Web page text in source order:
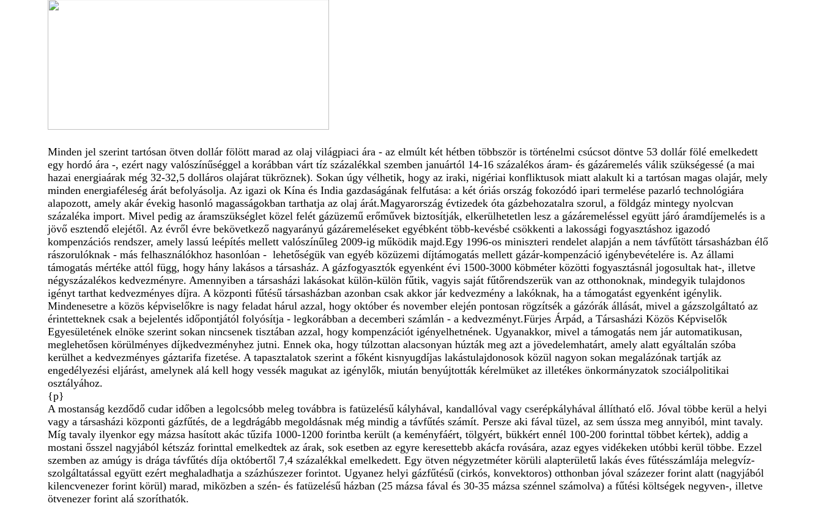
Minden jel szerint tartósan ötven dollár fölött marad az olaj világpiaci ára - az elmúlt két hétben többször is történelmi csúcsot döntve 53 dollár fölé emelkedett
egy hordó ára -, ezért nagy valószínűséggel a korábban várt tíz százalékkal szemben januártól 14-16 százalékos áram- és gázáremelés válik szükségessé (a mai
hazai energiaárak még 32-32,5 dolláros olajárat tükröznek). Sokan úgy vélhetik, hogy az iraki, nigériai konfliktusok miatt alakult ki a tartósan magas olajár, mely
minden energiaféleség árát befolyásolja. Az igazi ok Kína és India gazdaságának felfutása: a két óriás ország fokozódó ipari termelése pazarló technológiára
alapozott, amely akár évekig hasonló magasságokban tarthatja az olaj árát.Magyarország évtizedek óta gázbehozatalra szorul, a földgáz mintegy nyolcvan
százaléka import. Mivel pedig az áramszükséglet közel felét gázüzemű erőművek biztosítják, elkerülhetetlen lesz a gázáremeléssel együtt járó áramdíjemelés is a
jövő esztendő elejétől. Az évről évre bekövetkező nagyarányú gázáremeléseket egyébként több-kevésbé csökkenti a lakossági fogyasztáshoz igazodó
kompenzációs rendszer, amely lassú leépítés mellett valószínűleg 2009-ig működik majd.Egy 1996-os miniszteri rendelet alapján a nem távfűtött társasházban élő
rászorulóknak - más felhasználókhoz hasonlóan - lehetőségük van egyéb közüzemi díjtámogatás mellett gázár-kompenzáció igénybevételére is. Az állami
támogatás mértéke attól függ, hogy hány lakásos a társasház. A gázfogyasztók egyenként évi 1500-3000 köbméter közötti fogyasztásnál jogosultak hat-, illetve
négyszázalékos kedvezményre. Amennyiben a társasházi lakásokat külön-külön fűtik, vagyis saját fűtőrendszerük van az otthonoknak, mindegyik tulajdonos
igényt tarthat kedvezményes díjra. A központi fűtésű társasházban azonban csak akkor jár kedvezmény a lakóknak, ha a támogatást egyenként igénylik.
Mindenesetre a közös képviselőkre is nagy feladat hárul azzal, hogy október és november elején pontosan rögzítsék a gázórák állását, mivel a gázszolgáltató az
érintetteknek csak a bejelentés időpontjától folyósítja - legkorábban a decemberi számlán - a kedvezményt.Fürjes Árpád, a Társasházi Közös Képviselők
Egyesületének elnöke szerint sokan nincsenek tisztában azzal, hogy kompenzációt igényelhetnének. Ugyanakkor, mivel a támogatás nem jár automatikusan,
meglehetősen körülményes díjkedvezményhez jutni. Ennek oka, hogy túlzottan alacsonyan húzták meg azt a jövedelemhatárt, amely alatt egyáltalán szóba
kerülhet a kedvezményes gáztarifa fizetése. A tapasztalatok szerint a főként kisnyugdíjas lakástulajdonosok közül nagyon sokan megalázónak tartják az
engedélyezési eljárást, amelynek alá kell hogy vessék magukat az igénylők, miután benyújtották kérelmüket az illetékes önkormányzatok szociálpolitikai
osztályához.
{p}
A mostanság kezdődő cudar időben a legolcsóbb meleg továbbra is fatüzelésű kályhával, kandallóval vagy cserépkályhával állítható elő. Jóval többe kerül a helyi
vagy a társasházi központi gázfűtés, de a legdrágább megoldásnak még mindig a távfűtés számít. Persze aki fával tüzel, az sem ússza meg annyiból, mint tavaly.
Míg tavaly ilyenkor egy mázsa hasított akác tűzifa 1000-1200 forintba került (a keményfáért, tölgyért, bükkért ennél 100-200 forinttal többet kértek), addig a
mostani ősszel nagyjából kétszáz forinttal emelkedtek az árak, sok esetben az egyre keresettebb akácfa rovására, azaz egyes vidékeken utóbbi kerül többe. Ezzel
szemben az amúgy is drága távfűtés díja októbertől 7,4 százalékkal emelkedett. Egy ötven négyzetméter körüli alapterületű lakás éves fűtésszámlája melegvíz-
szolgáltatással együtt ezért meghaladhatja a százhúszezer forintot. Ugyanez helyi gázfűtésű (cirkós, konvektoros) otthonban jóval százezer forint alatt (nagyjából
kilencvenezer forint körül) marad, miközben a szén- és fatüzelésű házban (25 mázsa fával és 30-35 mázsa szénnel számolva) a fűtési költségek negyven-, illetve
ötvenezer forint alá szoríthatók.